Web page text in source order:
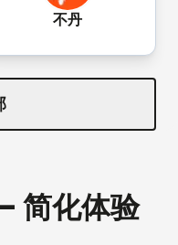
不丹
简化体验